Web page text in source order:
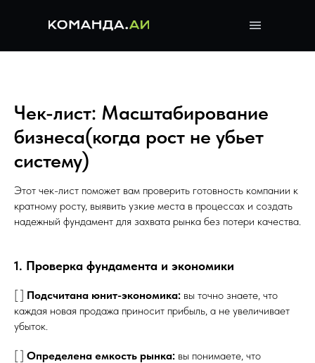
Чек-лист: Масштабирование
бизнеса(когда рост не убьет
систему)
Этот чек-лист поможет вам проверить готовность компании к
кратному росту, выявить узкие места в процессах и создать
надежный фундамент для захвата рынка без потери качества.
1. Проверка фундамента и экономики
[ ] Подсчитана юнит-экономика: вы точно знаете, что
каждая новая продажа приносит прибыль, а не увеличивает
убыток.
[ ] Определена емкость рынка: вы понимаете, что